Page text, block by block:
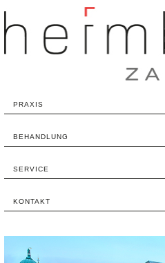
PRAXIS
BEHANDLUNG
SERVICE
KONTAKT